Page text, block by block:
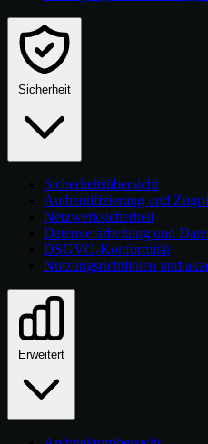
Sicherheit
Sicherheitsübersicht
Authentifizierung und
Netzwerksicherheit
Datenverarbeitung und
DSGVO-Konformität
Nutzungsrichtlinien und
Erweitert